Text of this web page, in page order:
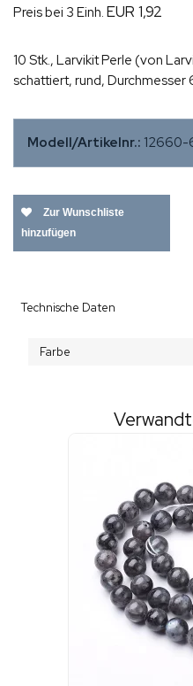
Preis bei 3 Einh. EUR 1,92
10 Stk., Larvikit Perle (von
schattiert, rund, Durchmesser
Modell/Artikelnr.: 12660-
Zur Wunschliste
hinzufügen
Technische Daten
Farbe